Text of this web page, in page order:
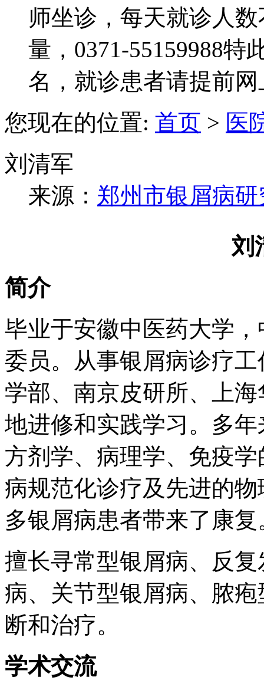
师坐诊，每天就诊人
量，0371-55159988特
名，就诊患者请提前
您现在的位置: 首页 > 医
刘清军
来源： 郑州市银屑病研
刘
简介
毕业于安徽中医药大学
委员。从事银屑病诊疗
学部、南京皮研所、上
地进修和实践学习。多
方剂学、病理学、免疫
病规范化诊疗及先进的
多银屑病患者带来了康复
擅长寻常型银屑病、反
病、关节型银屑病、脓
断和治疗。
学术交流